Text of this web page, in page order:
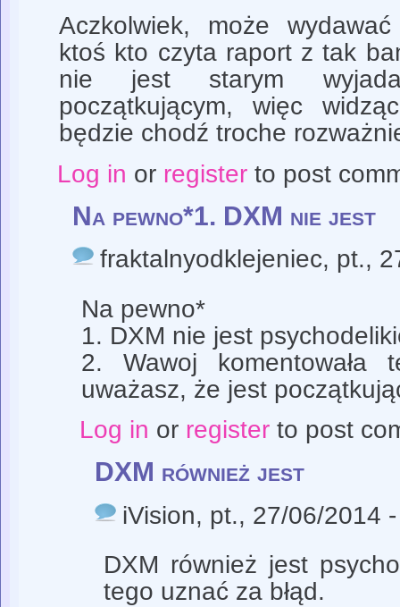
Aczkolwiek, może
ktoś kto czyta raport z tak
nie jest starym
początkującym, więc
będzie chodź troche
Log in or registerto post
Na pewno*1. DXM nie jest
fraktalnyodklejeniec, pt.,
Na pewno*
1. DXM nie jest
2. Wawoj komentowała
uważasz, że jest
Log in or registerto post
DXM również jest
iVision, pt., 27/06/2014
DXM również jest
tego uznać za błąd.